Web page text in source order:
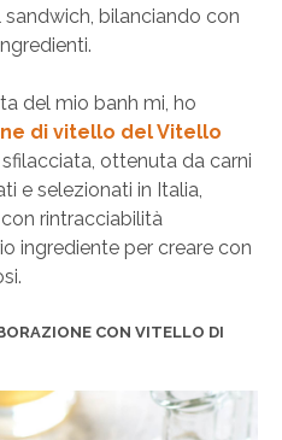
sandwich, bilanciando con
del mio banh mi, ho
di vitello del Vitello
ottenuta da carni
e selezionati in Italia,
rintracciabilità
ingrediente per creare con
CON VITELLO DI